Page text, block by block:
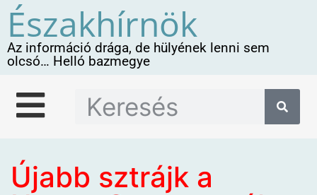
Északhírnök
Az információ drága, de hülyének lenni sem
olcsó… Helló bazmegye
Újabb sztrájk a